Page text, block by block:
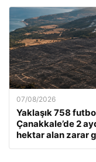
07/08/2026
Yaklaşık 758
Çanakkale’de 2
hektar alan zarar